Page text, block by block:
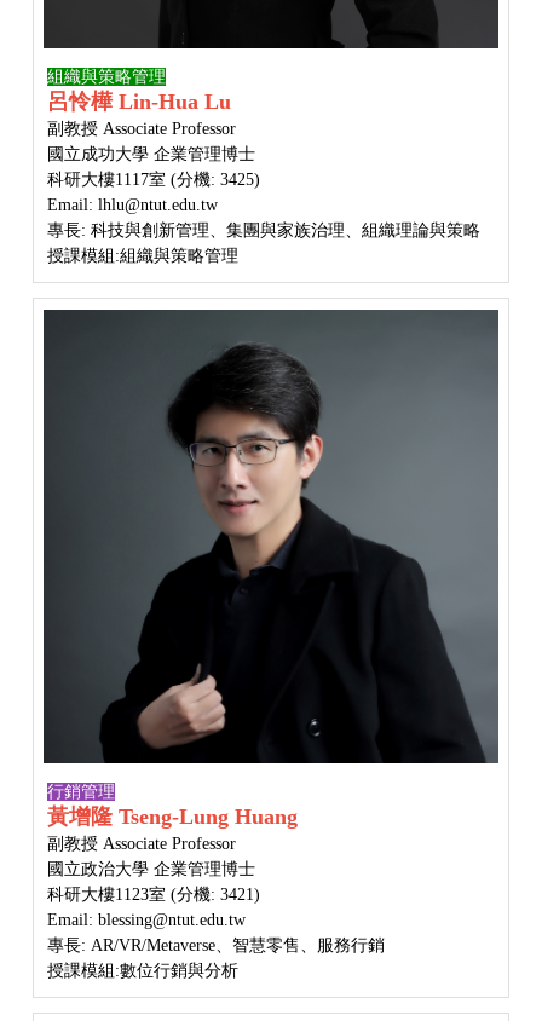
組織與策略管理
呂怜樺 Lin-Hua Lu
副教授 Associate Professor
國立成功大學 企業管理博士
科研大樓1117室 (分機: 3425)
Email: lhlu@ntut.edu.tw
專長: 科技與創新管理、集團與家族治理、組織理論與策略
授課模組:組織與策略管理
行銷管理
黃增隆 Tseng-Lung Huang
副教授 Associate Professor
國立政治大學 企業管理博士
科研大樓1123室 (分機: 3421)
Email: blessing@ntut.edu.tw
專長: AR/VR/Metaverse、智慧零售、服務行銷
授課模組:數位行銷與分析